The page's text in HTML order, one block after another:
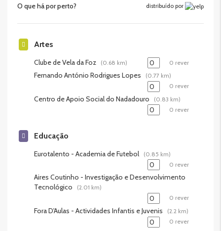
O que há por perto? distribuído por
Artes
Clube de Vela da Foz (0.68 km) 0 rever
Fernando António Rodrigues Lopes
(0.77 km)
0 rever
Centro de Apoio Social do Nadadouro
(0.83 km)
0 rever
Educação
Eurotalento - Academia de Futebol
(0.85 km)
0 rever
Aires Coutinho - Investigação e Desenvolvimento
Tecnológico
(2.01 km)
0 rever
Fora D'Aulas - Actividades Infantis e Juvenis
(2.2 km)
0 rever